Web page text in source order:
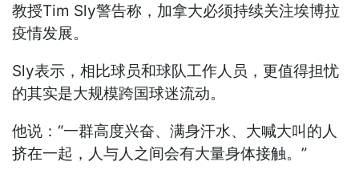
教授Tim Sly警告称，加拿大必须持续关注埃博拉
疫情发展。
Sly表示，相比球员和球队工作人员，更值得担忧
的其实是大规模跨国球迷流动。
他说：“一群高度兴奋、满身汗水、大喊大叫的人
挤在一起，人与人之间会有大量身体接触。”